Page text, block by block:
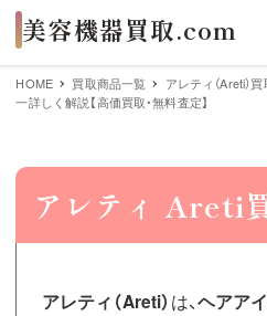
HOME 買取商品一覧
アレティ（Areti）
一詳しく解説【高価買取・無料査定】
アレティ Areti
アレティ（Areti） は、ヘアア